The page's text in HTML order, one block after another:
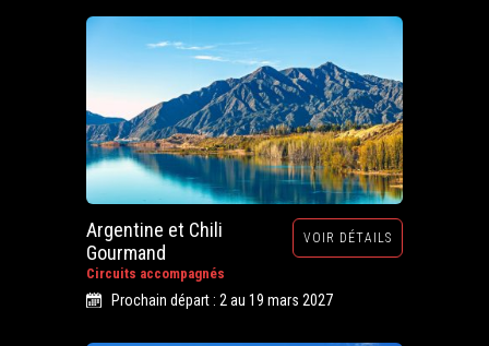
Argentine et Chili
Gourmand
Circuits accompagnés
VOIR DÉTAILS
Prochain départ : 2 au 19 mars 2027